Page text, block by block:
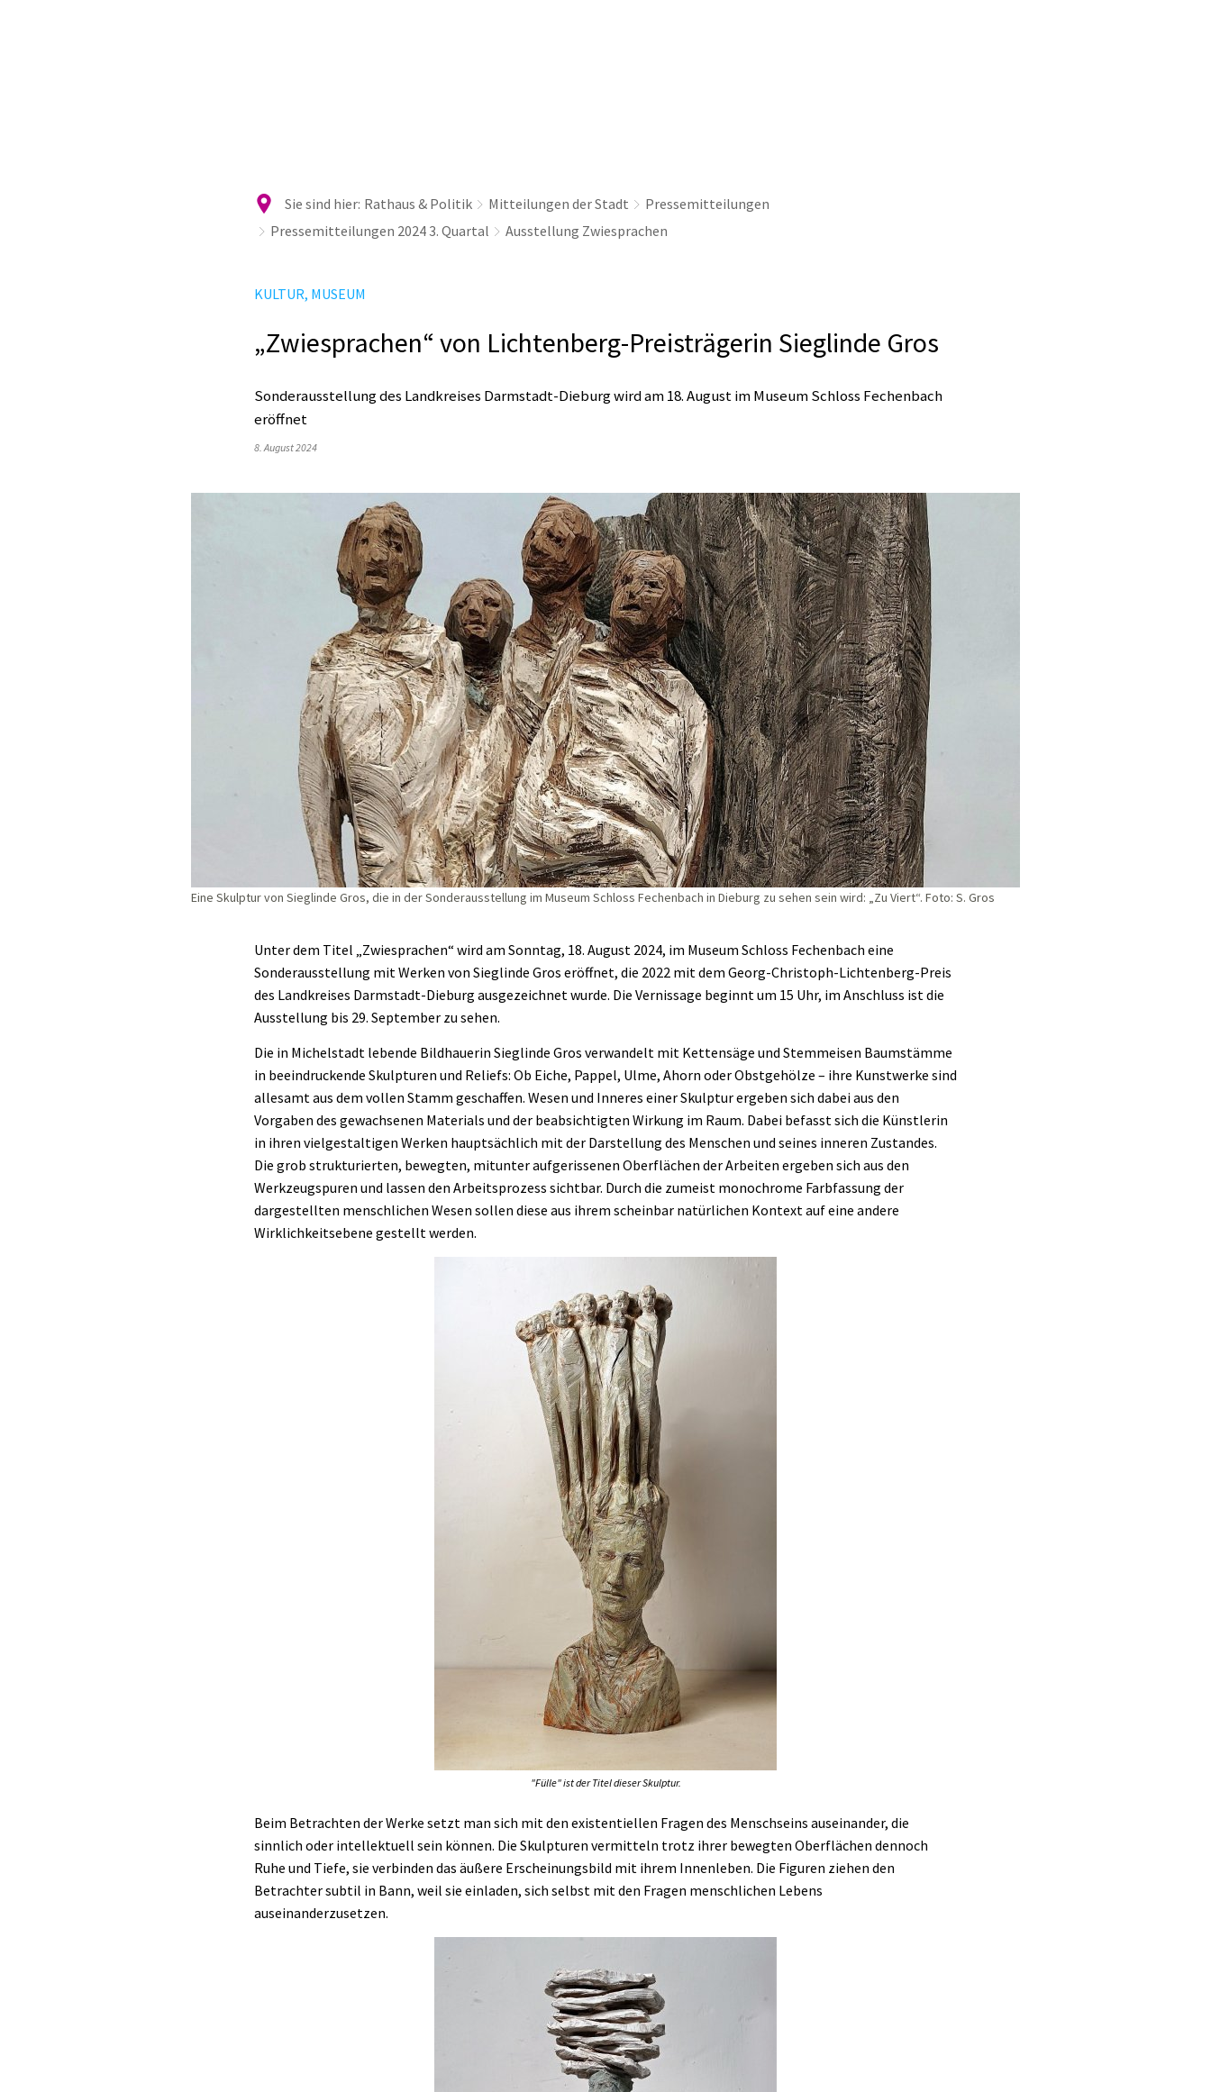
Sie sind hier: Rathaus & Politik Mitteilungen der Stadt
Pressemitteilungen
Pressemitteilungen 2024 3. Quartal
Ausstellung Zwiesprachen
KULTUR, MUSEUM
„Zwiesprachen“ von Lichtenberg-Preisträgerin Sieglinde Gros
Sonderausstellung des Landkreises Darmstadt-Dieburg wird am 18. August im Museum Schloss Fechenbach
eröffnet
8. August 2024
Eine Skulptur von Sieglinde Gros, die in der Sonderausstellung im Museum Schloss Fechenbach in Dieburg zu sehen sein wird: „Zu Viert“. Foto: S. Gros
Unter dem Titel „Zwiesprachen“ wird am Sonntag, 18. August 2024, im Museum Schloss Fechenbach eine
Sonderausstellung mit Werken von Sieglinde Gros eröffnet, die 2022 mit dem Georg-Christoph-Lichtenberg-Preis
des Landkreises Darmstadt-Dieburg ausgezeichnet wurde. Die Vernissage beginnt um 15 Uhr, im Anschluss ist die
Ausstellung bis 29. September zu sehen.
Die in Michelstadt lebende Bildhauerin Sieglinde Gros verwandelt mit Kettensäge und Stemmeisen Baumstämme
in beeindruckende Skulpturen und Reliefs: Ob Eiche, Pappel, Ulme, Ahorn oder Obstgehölze – ihre Kunstwerke sind
allesamt aus dem vollen Stamm geschaffen. Wesen und Inneres einer Skulptur ergeben sich dabei aus den
Vorgaben des gewachsenen Materials und der beabsichtigten Wirkung im Raum. Dabei befasst sich die Künstlerin
in ihren vielgestaltigen Werken hauptsächlich mit der Darstellung des Menschen und seines inneren Zustandes.
Die grob strukturierten, bewegten, mitunter aufgerissenen Oberflächen der Arbeiten ergeben sich aus den
Werkzeugspuren und lassen den Arbeitsprozess sichtbar. Durch die zumeist monochrome Farbfassung der
dargestellten menschlichen Wesen sollen diese aus ihrem scheinbar natürlichen Kontext auf eine andere
Wirklichkeitsebene gestellt werden.
"Fülle" ist der Titel dieser Skulptur.
Beim Betrachten der Werke setzt man sich mit den existentiellen Fragen des Menschseins auseinander, die
sinnlich oder intellektuell sein können. Die Skulpturen vermitteln trotz ihrer bewegten Oberflächen dennoch
Ruhe und Tiefe, sie verbinden das äußere Erscheinungsbild mit ihrem Innenleben. Die Figuren ziehen den
Betrachter subtil in Bann, weil sie einladen, sich selbst mit den Fragen menschlichen Lebens
auseinanderzusetzen.